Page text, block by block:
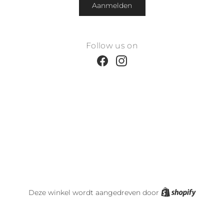
Aanmelden
Follow us on
FacebookInstagram
Deze winkel wordt aangedreven door Shopify